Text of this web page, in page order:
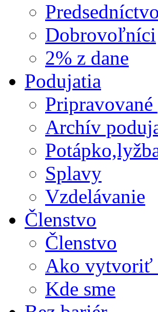
Predsedníctvo
Dobrovoľníci
2% z dane
Podujatia
Archív
Splavy
Vzdelávanie
Členstvo
Členstvo
Ako vytvoriť
Kde sme